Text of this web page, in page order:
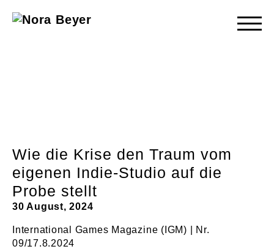
Wie die Krise den Traum vom
eigenen Indie-Studio auf die
Probe stellt
30 August, 2024
International Games Magazine (IGM) | Nr.
09/17.8.2024